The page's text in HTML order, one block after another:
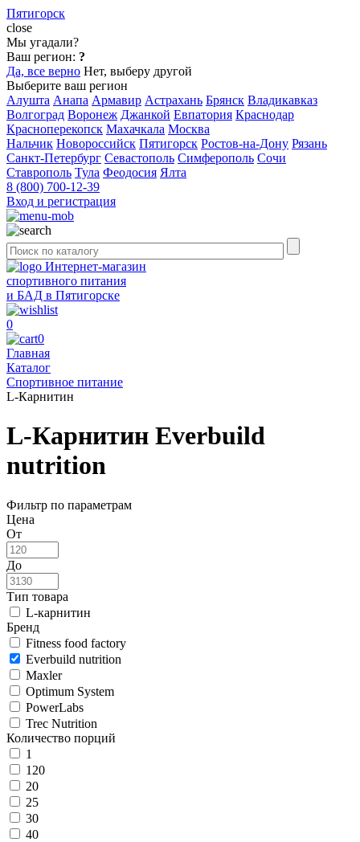
Пятигорск
close
Мы угадали?
Ваш регион: ?
Да, все верно Нет, выберу другой
Выберите ваш регион
Алушта Анапа Армавир Астрахань Брянск Владикавказ
Волгоград Воронеж Джанкой Евпатория Краснодар
Красноперекопск Махачкала Москва
Нальчик Новороссийск Пятигорск Ростов-на-Дону Рязань
Санкт-Петербург Севастополь Симферополь Сочи
Ставрополь Тула Феодосия Ялта
8 (800) 700-12-39
Вход и регистрация
Интернет-магазин
спортивного питания
и БАД в Пятигорске
0
0
Главная
Каталог
Спортивное питание
L-Карнитин
L-Карнитин Everbuild
nutrition
Фильтр по параметрам
Цена
От
До
Тип товара
L-карнитин
Бренд
Fitness food factory
Everbuild nutrition
Maxler
Optimum System
PowerLabs
Trec Nutrition
Количество порций
1
120
20
25
30
40